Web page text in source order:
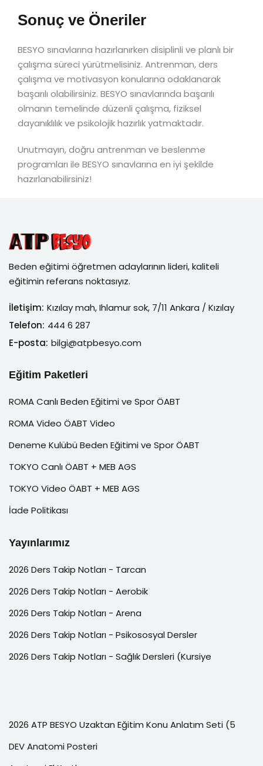
Sonuç ve Öneriler
BESYO sınavlarına hazırlanırken disiplinli ve planlı bir
çalışma süreci yürütmelisiniz. Antrenman, ders
çalışma ve motivasyon konularına odaklanarak
başarılı olabilirsiniz. BESYO sınavlarında başarılı
olmanın temelinde düzenli çalışma, fiziksel
dayanıklılık ve psikolojik hazırlık yatmaktadır.
Unutmayın, doğru antrenman ve beslenme
programları ile BESYO sınavlarına en iyi şekilde
hazırlanabilirsiniz!
Beden eğitimi öğretmen adaylarının lideri, kaliteli
eğitimin referans noktasıyız.
İletişim: Kızılay mah, Ihlamur sok, 7/11 Ankara / Kızılay
Telefon: 444 6 287
E-posta: bilgi@atpbesyo.com
Eğitim Paketleri
ROMA Canlı Beden Eğitimi ve Spor ÖABT
ROMA Video ÖABT Video
Deneme Kulübü Beden Eğitimi ve Spor ÖABT
TOKYO Canlı ÖABT + MEB AGS
TOKYO Video ÖABT + MEB AGS
İade Politikası
Yayınlarımız
2026 Ders Takip Notları - Tarcan
2026 Ders Takip Notları - Aerobik
2026 Ders Takip Notları - Arena
2026 Ders Takip Notları - Psikososyal Dersler
2026 Ders Takip Notları - Sağlık Dersleri (Kursiye
2026 ATP BESYO Uzaktan Eğitim Konu Anlatım Seti (5
DEV Anatomi Posteri